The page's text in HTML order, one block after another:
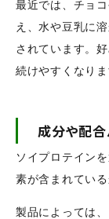
最近では、チョ
え、水や豆乳に
されています。
続けやすくなりま
成分や配
ソイプロテイン
素が含まれてい
製品によっては